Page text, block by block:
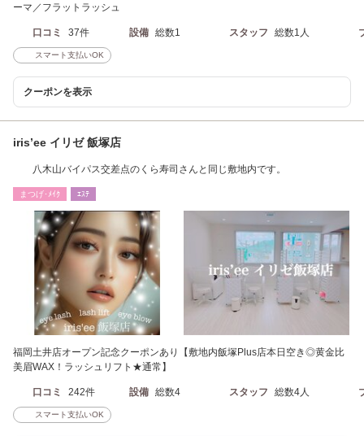
ーマ／フラットラッシュ
口コミ 37件 設備 総数1 スタッフ 総数1人
スマート支払いOK
クーポンを表示
iris’ee イリゼ 飯塚店
八木山バイパス交差点のくら寿司さんと同じ敷地内です。
まつげ･ﾒｲｸ ｴｽﾃ
福岡土井店オープン記念クーポンあり【敷地内飯塚Plus店本日空き◎黄金比
美眉WAX！ラッシュリフト★通常】
口コミ 242件 設備 総数4 スタッフ 総数4人
スマート支払いOK